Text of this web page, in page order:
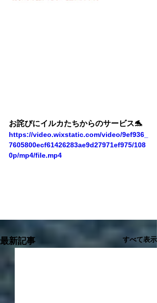
お詫びにイルカたちからのサービス🐬
https://video.wixstatic.com/video/9ef936_
7605800ecf61426283ae9d27971ef975/108
0p/mp4/file.mp4
最新記事 すべて表示